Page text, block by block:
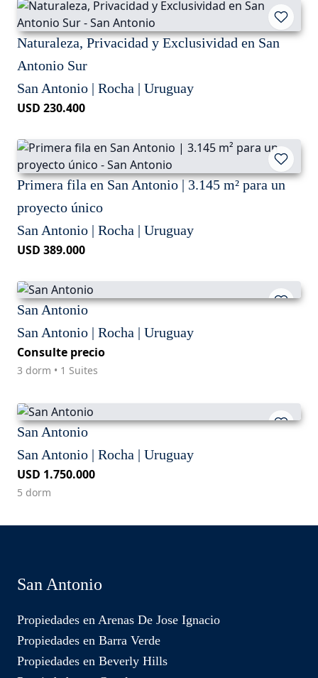
Naturaleza, Privacidad y Exclusividad en San
Antonio Sur
San Antonio | Rocha | Uruguay
USD 230.400
Primera fila en San Antonio | 3.145 m² para un
proyecto único
San Antonio | Rocha | Uruguay
USD 389.000
San Antonio
San Antonio | Rocha | Uruguay
Consulte precio
3 dorm • 1 Suites
San Antonio
San Antonio | Rocha | Uruguay
USD 1.750.000
5 dorm
San Antonio
Propiedades en Arenas De Jose Ignacio
Propiedades en Barra Verde
Propiedades en Beverly Hills